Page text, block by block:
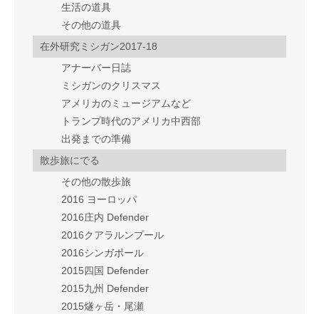
生活の道具
その他の道具
在外研究ミシガン2017-18
アナーバー日誌
ミシガンのクリスマス
アメリカのミュージアムなど
トランプ時代のアメリカ中西部
出発までの準備
散歩旅にでる
その他の散歩旅
2016 ヨーロッパ
2016庄内 Defender
2016クアラルンプール
2016シンガポール
2015四国 Defender
2015九州 Defender
2015燧ヶ岳・尾瀬